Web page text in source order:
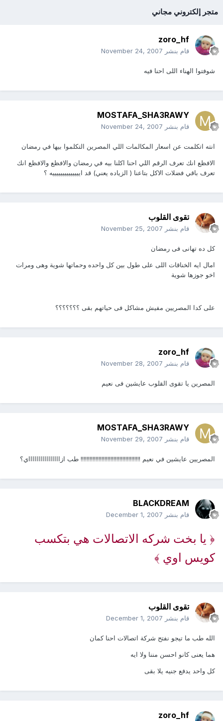
متجر إلكتروني مجاني
zoro_hf
قام بنشر November 24, 2007
شوفتوا الهناء اللى احنا فيه
MOSTAFA_SHA3RAWY
قام بنشر November 24, 2007
انته اتكلمت عن اسعار المكالمات اللي المصرين التكلموا بيها في رمضان
الافظع انك تعرف الرقم اللي احنا اكلنا بيه في رمضان والافظع والافظع انك
تعرف باقي فضلات الاكل بتاعنا ( الزياده يعني) قد اييييييييييييييه ؟
تقوى القلوب
قام بنشر November 25, 2007
كل ده تهانى فى رمضان
امال ايه الخناقات اللى على طول بين كل واحده وحماتها شوية وهى ومرات
اخو جوزها شوية
على كدا المصريين مفيش مشاكل فى حياتهم بقى ؟؟؟؟؟؟؟
zoro_hf
قام بنشر November 28, 2007
المصرين يا تقوى القلوب عايشين فى نعيم
MOSTAFA_SHA3RAWY
قام بنشر November 29, 2007
المصريين عايشين في نعيم !!!!!!!!!!!!!!!!!!!!!!!!!!!!!!!!!!!!!!!! طب ازااااااااااااااااي؟
BLACKDREAM
قام بنشر December 1, 2007
﴿ يا بخت شركه الاتصالات هي بتكسب
كويس اوي ﴾
تقوى القلوب
قام بنشر December 1, 2007
الله طب ما تيجو نفتح شركة اتصالات احنا كمان
هما يعنى كانو احسن مننا ولا ايه
كل واحد يدفع جنيه يلا بقى
zoro_hf